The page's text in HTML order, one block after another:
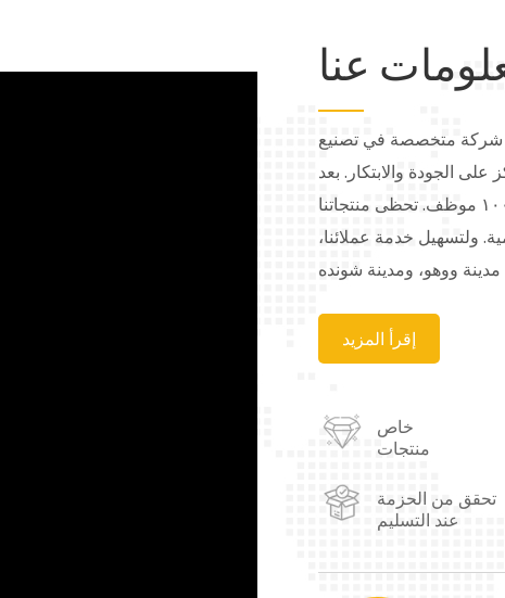
عنا
تأسست شركتنا عام ٢٠١٣، وهي شركة متخصصة في تصنيع
على الجودة والابتكار. بعد
جهود متواصلة، وصل عدد موظفينا إلى أكثر من ١٠٠ موظف. تحظى منتجاتنا
ولتسهيل خدمة عملائنا،
ووهو، ومدينة شونده
واسع في مجالات الطلاء،
والجلود، ومستحضرات
الأسمى، ونسعى دائماً إلى
إقرأ المزيد
خاص
منتجات
تحقق من الحزمة
عند التسليم